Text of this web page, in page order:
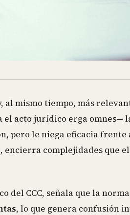
al mismo tiempo, más
acto jurídico erga omnes—
pero le niega eficacia
complejidades que
del CCC, señala que la
, lo que genera confusión